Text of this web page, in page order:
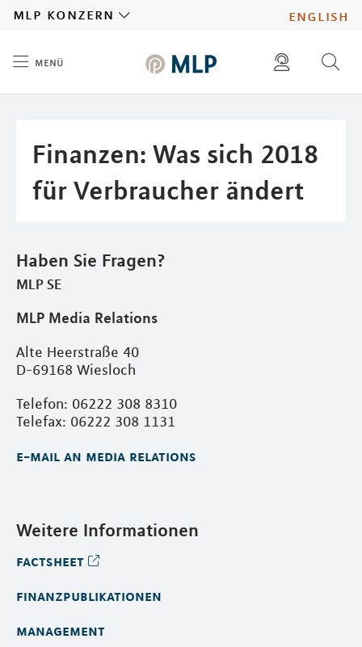
english
mlp konzern
menü
karriere
ad hoc mitteilungen finden
Finanzen: Was sich 2018
für Verbraucher ändert
Haben Sie Fragen?
MLP SE
MLP Media Relations
Alte Heerstraße 40
D-69168 Wiesloch
Telefon: 06222 308 8310
Telefax: 06222 308 1131
e-mail an media relations
Weitere Informationen
factsheet
finanzpublikationen
management